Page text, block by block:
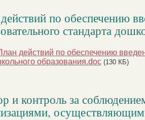
по обеспечению
стандарта
действий по обеспечению
образования.doc (130 КБ)
и контроль за